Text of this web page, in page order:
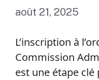
août 21, 2025
L’inscription à
Commission
est une étape